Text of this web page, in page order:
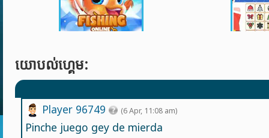
យោបល់ហ្គេម:
Player 96749 (6 Apr, 11:08 am)
Pinche juego gey de mierda